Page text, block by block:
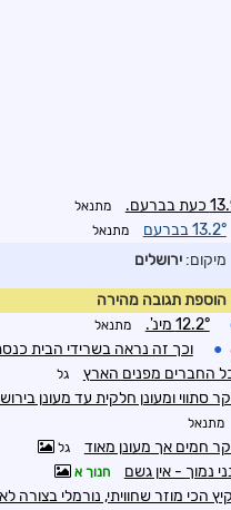
בברעם. מתנאל
13.2° בברעם מתנאל
מיקום:ירושלים
הוספת תגובה מהירה
12.2° מינ'. מתנאל
● וכך זה נראה בשרידי הבית
החברים מפנים הארץ גל
סתווי ומעונן חלקית עד מעונן
מתנאל
חמים אך מעונן מאוד גל
נמוך - אין גשם חנוך א
הכי מוזר שחוויתי, נורמלי בצורה